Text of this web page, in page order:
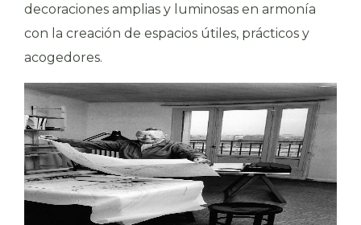
decoraciones amplias y luminosas en armonía
con la creación de espacios útiles, prácticos y
acogedores.